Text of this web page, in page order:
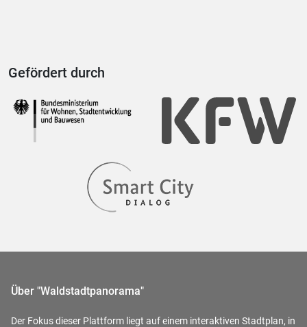
Gefördert durch
Über "Waldstadtpanorama"
Der Fokus dieser Plattform liegt auf einem interaktiven Stadtplan, in